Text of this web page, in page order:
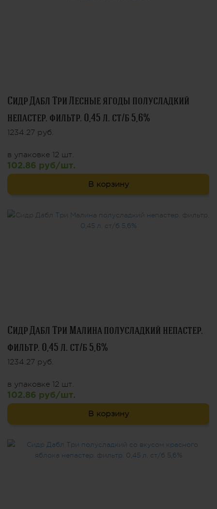
Сидр Дабл Три Лесные ягоды полусладкий
непастер. фильтр. 0,45 л. ст/б 5,6%
1234.27 руб.
в упаковке 12 шт.
102.86 руб/шт.
В корзину
Сидр Дабл Три Малина полусладкий непастер.
фильтр. 0,45 л. ст/б 5,6%
1234.27 руб.
в упаковке 12 шт.
102.86 руб/шт.
В корзину